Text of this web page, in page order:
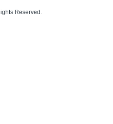
Reserved.